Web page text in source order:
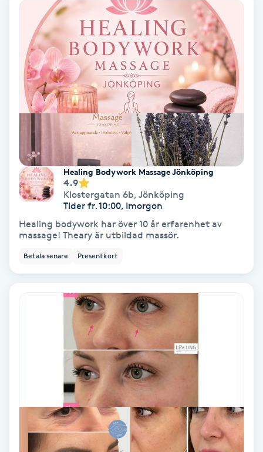
Brynfärgning
Brynplockning
Bröllopsuppsättning
Celluliter
Coachning
Color correction
Cryoterapi
Diamantslipning
Enzympeeling
Extensions
Healing Bodywork Massage Jönköping
4.9
Klostergatan 6b, Jönköping
Tider fr. 10:00, Imorgon
Healing bodywork har över 10 år erfarenhet av
massage! Theary är utbildad massör.
Betala senare Presentkort